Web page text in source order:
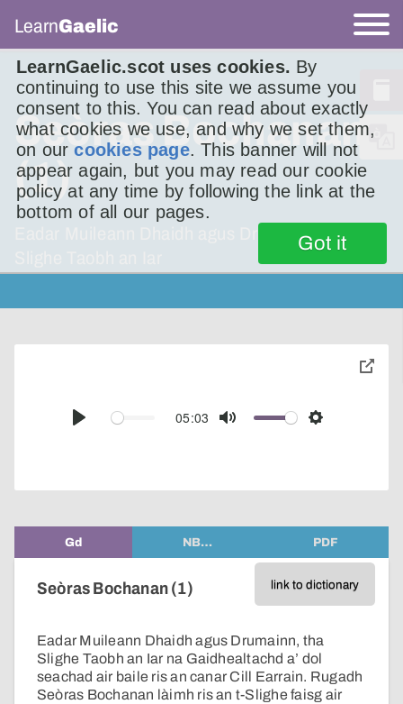
LearnGaelic.scot uses cookies. By
continuing to use this site we assume you
consent to this. You can read about exactly
what cookies we use, and why we set them,
on ourcookies page. This banner will not
appear again, but you may read our cookie
policy at any time by following the link at the
bottom of all our pages.
Got it
LearnGaelic
Seòras Bochanan
(1)
Eadar Muileann Dhaidh agus Drumainn, tha
Play
05:03
Mute Settings
toggle
Gd NB… PDF
link to dictionary
Seòras Bochanan (1)
Eadar Muileann Dhaidh agus Drumainn, tha
Slighe Taobh an Iar na Gaidhealtachd a’ dol
seachad air baile ris an canar Cill Earrain. Rugadh
Seòras Bochanan làimh ris an t-Slighe faisg air